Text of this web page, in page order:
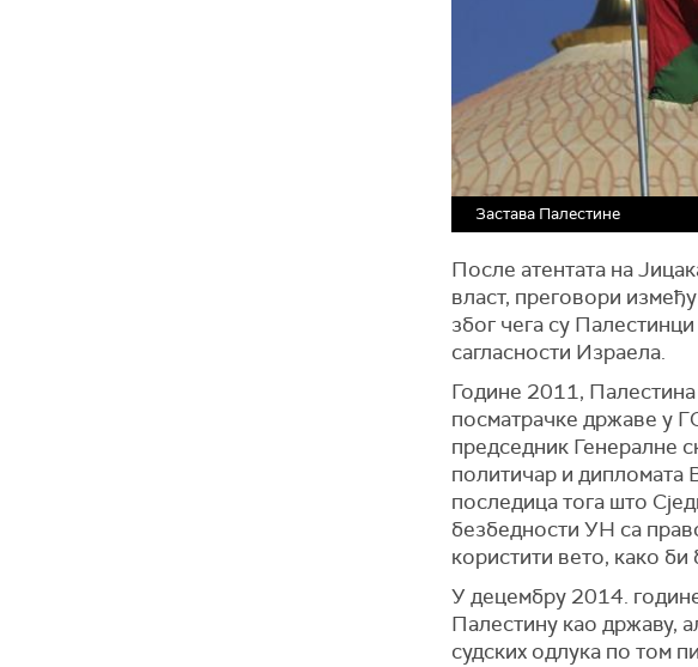
Застава Палестине
После атентата на
власт, преговори
због чега су
сагласности Израела.
Године 2011,
посматрачке државе у
председник Генералне
политичар и дипломата
последица тога што
безбедности УН са
користити вето, како
У децембру 2014.
Палестину као државу,
судских одлука по том